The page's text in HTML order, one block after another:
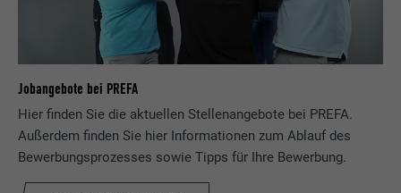
Jobangebote bei PREFA
Hier finden Sie die aktuellen Stellenangebote bei PREFA.
Außerdem finden Sie hier Informationen zum Ablauf des
Bewerbungsprozesses sowie Tipps für Ihre Bewerbung.